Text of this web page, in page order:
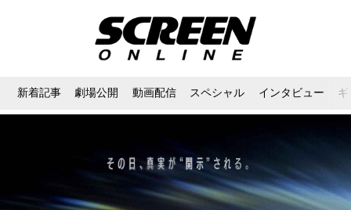
新着記事 劇場公開 動画配信 スペシャル インタビュー